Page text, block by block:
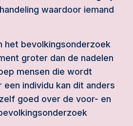
waardoor iemand
het bevolkingsonderzoek
groter dan de nadelen
mensen die wordt
een individu kan dit anders
goed over de voor- en